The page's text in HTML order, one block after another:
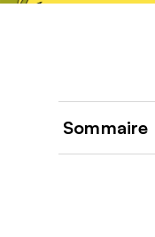
Sommaire